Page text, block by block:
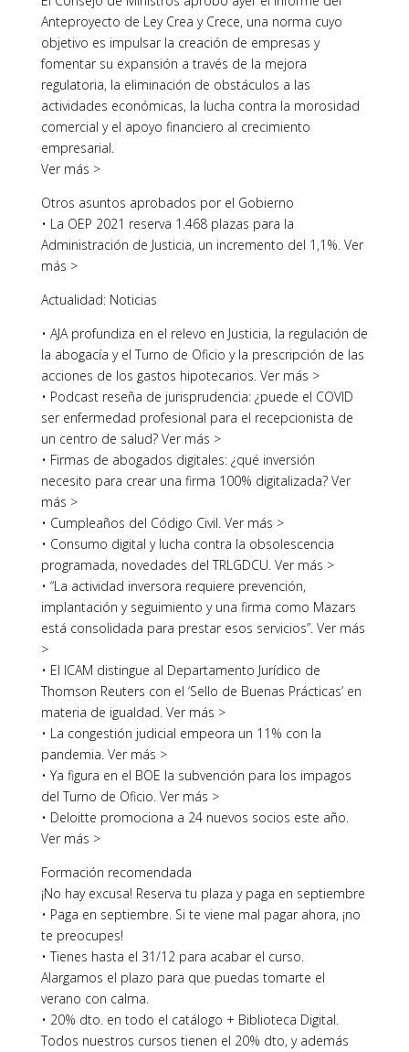
Anteproyecto de Ley Crea y Crece, una norma cuyo
objetivo es impulsar la creación de empresas y
fomentar su expansión a través de la mejora
regulatoria, la eliminación de obstáculos a las
actividades económicas, la lucha contra la morosidad
comercial y el apoyo financiero al crecimiento
empresarial.
Ver más >
Otros asuntos aprobados por el Gobierno
• La OEP 2021 reserva 1.468 plazas para la
Administración de Justicia, un incremento del 1,1%. Ver
más >
Actualidad: Noticias
• AJA profundiza en el relevo en Justicia, la regulación de
la abogacía y el Turno de Oficio y la prescripción de las
acciones de los gastos hipotecarios. Ver más >
• Podcast reseña de jurisprudencia: ¿puede el COVID
ser enfermedad profesional para el recepcionista de
un centro de salud? Ver más >
• Firmas de abogados digitales: ¿qué inversión
necesito para crear una firma 100% digitalizada? Ver
más >
• Cumpleaños del Código Civil. Ver más >
• Consumo digital y lucha contra la obsolescencia
programada, novedades del TRLGDCU. Ver más >
• “La actividad inversora requiere prevención,
implantación y seguimiento y una firma como Mazars
está consolidada para prestar esos servicios”. Ver más
>
• El ICAM distingue al Departamento Jurídico de
Thomson Reuters con el ‘Sello de Buenas Prácticas’ en
materia de igualdad. Ver más >
• La congestión judicial empeora un 11% con la
pandemia. Ver más >
• Ya figura en el BOE la subvención para los impagos
del Turno de Oficio. Ver más >
• Deloitte promociona a 24 nuevos socios este año.
Ver más >
Formación recomendada
¡No hay excusa! Reserva tu plaza y paga en septiembre
• Paga en septiembre. Si te viene mal pagar ahora, ¡no
te preocupes!
• Tienes hasta el 31/12 para acabar el curso.
Alargamos el plazo para que puedas tomarte el
verano con calma.
• 20% dto. en todo el catálogo + Biblioteca Digital.
Todos nuestros cursos tienen el 20% dto, y además